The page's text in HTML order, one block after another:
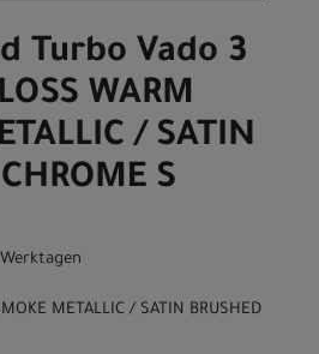
Turbo Vado 3
WARM
/ SATIN
S
METALLIC / SATIN BRUSHED